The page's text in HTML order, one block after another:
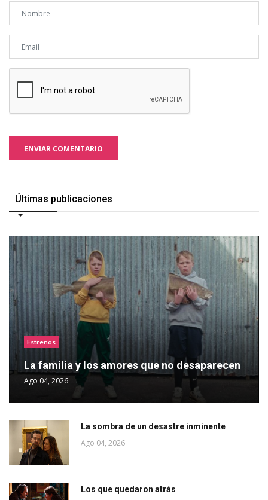
ENVIAR COMENTARIO
Últimas publicaciones
Estrenos
La familia y los amores que no desaparecen
Ago 04, 2026
La sombra de un desastre inminente
Ago 04, 2026
Los que quedaron atrás